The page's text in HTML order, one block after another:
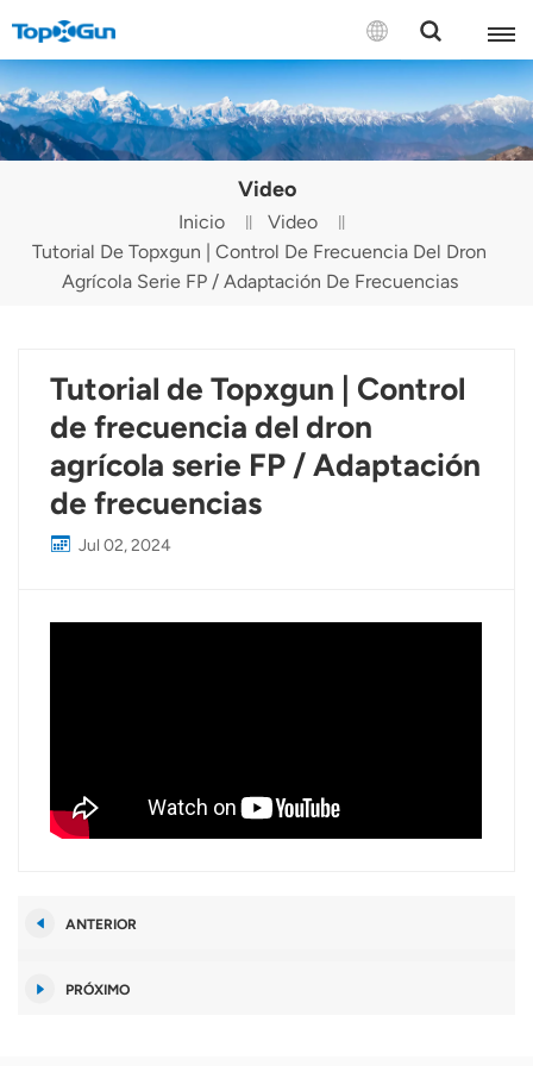
CONTÁCTENOS
English
Русский
Türkçe
Tiếng Việt
Video
Inicio
Video
Tutorial De Topxgun | Control De Frecuencia Del Dron
Agrícola Serie FP / Adaptación De Frecuencias
Tutorial de Topxgun | Control
de frecuencia del dron
agrícola serie FP / Adaptación
de frecuencias
Jul 02, 2024
ANTERIOR
PRÓXIMO